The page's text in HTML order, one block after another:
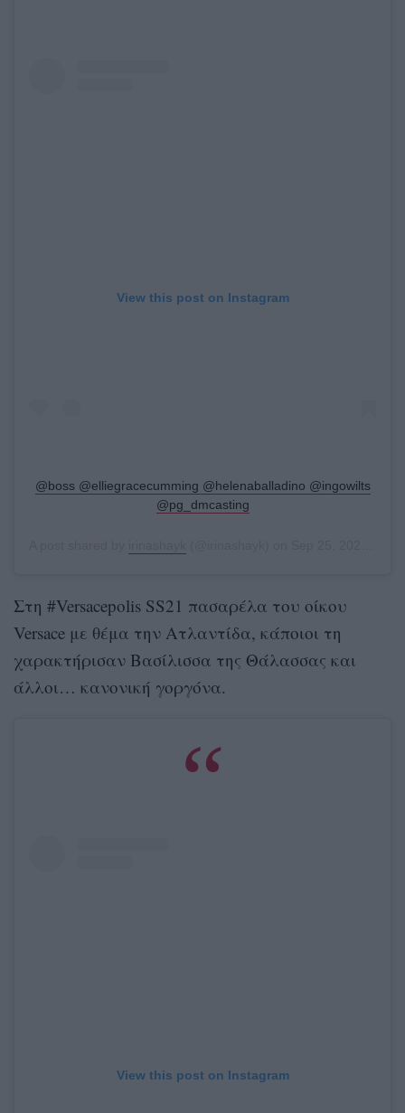
View this post on Instagram
@boss @elliegracecumming @helenaballadino @ingowilts
@pg_dmcasting
Στη #Versacepolis SS21 πασαρέλα του οίκου
Versace με θέμα την Ατλαντίδα, κάποιοι τη
χαρακτήρισαν Βασίλισσα της Θάλασσας και
άλλοι… κανονική γοργόνα.
View this post on Instagram